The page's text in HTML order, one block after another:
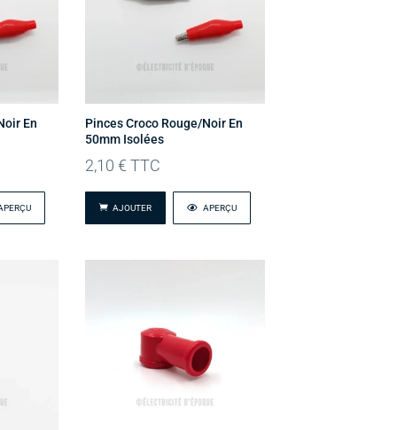
En
Pinces Croco Rouge/noir En
50mm Isolées
2,10€ TTC
AJOUTER APERÇU